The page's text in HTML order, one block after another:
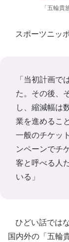
「五輪
スポーツニッ
「当初計画
た。その後、
し、縮減幅は
業を進めるこ
一般のチケッ
ンペーンでチ
客と呼べる人
いる」
ひどい話では
国内外の「五輪